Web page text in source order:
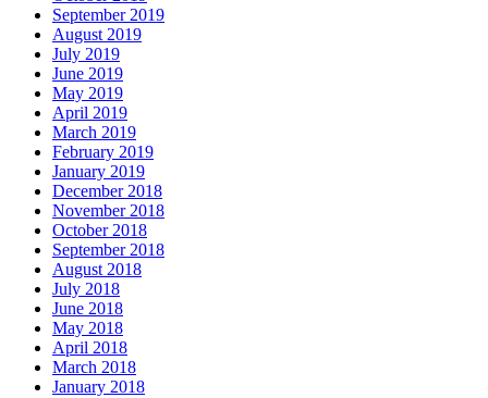
September 2019
August 2019
July 2019
June 2019
May 2019
April 2019
March 2019
February 2019
January 2019
December 2018
November 2018
October 2018
September 2018
August 2018
July 2018
June 2018
May 2018
April 2018
March 2018
January 2018